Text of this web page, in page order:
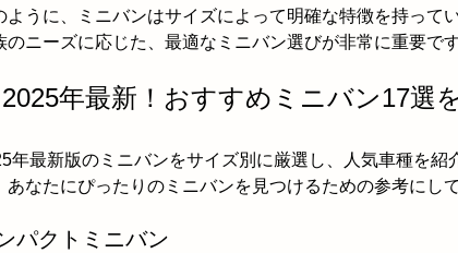
ように、ミニバンはサイズによって明確な特徴を持って
のニーズに応じた、最適なミニバン選びが非常に重要です
年最新！おすすめミニバン17選
年最新版のミニバンをサイズ別に厳選し、人気車種を紹
あなたにぴったりのミニバンを見つけるための参考にし
パクトミニバン